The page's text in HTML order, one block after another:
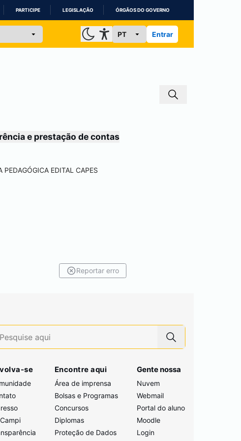
PARTICIPE LEGISLAÇÃO ÓRGÃOS DO GOVERNO
Entrar
e prestação de contas
PEDAGÓGICA EDITAL CAPES
Reportar erro
se Encontre aqui
Área de imprensa
Bolsas e Programas
Concursos
Diplomas
Proteção de Dados
Gente nossa
Nuvem
Webmail
Portal do aluno
Moodle
Login